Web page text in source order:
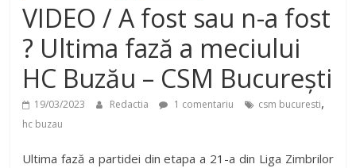
VIDEO / A fost sau n-a fost
? Ultima fază a meciului
HC Buzău – CSM București
19/03/2023 Redactia 1 comentariu csm bucuresti,
hc buzau
Ultima fază a partidei din etapa a 21-a din Liga Zimbrilor